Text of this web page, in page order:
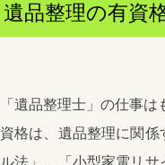
遺品整理の有資
「遺品整理士」の仕事
資格は、遺品整理に関
ル法」、「小型家電リ